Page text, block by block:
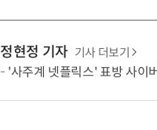
정현정 기자 기사 더보기
'사주계 넷플릭스' 표방 사